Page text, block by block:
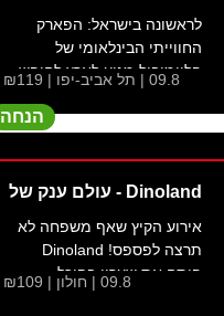
לראשונה בישראל: הפארק
החווייתי הבינלאומי של
פליימוביל מגיע לארץ לחופש...
09.8 | תל אביב-יפו | ₪119
הנחה
Dinoland - עולם ענק של
אירוע הקיץ שאף משפחה לא
תרצה לפספס! Dinoland
פותח את שעריו בהיכל
09.8 | חולון | ₪109